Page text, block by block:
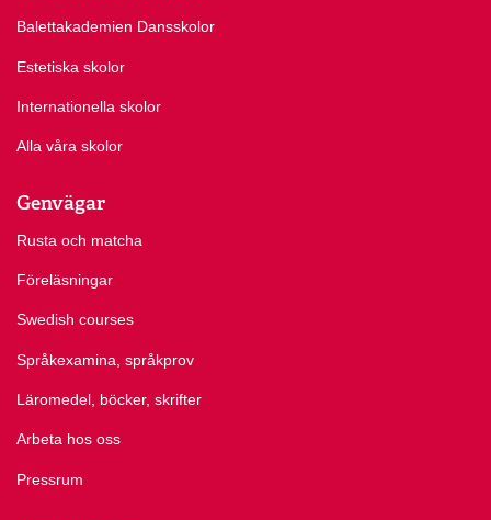
Balettakademien Dansskolor
Estetiska skolor
Internationella skolor
Alla våra skolor
Genvägar
Rusta och matcha
Föreläsningar
Swedish courses
Språkexamina, språkprov
Läromedel, böcker, skrifter
Arbeta hos oss
Pressrum